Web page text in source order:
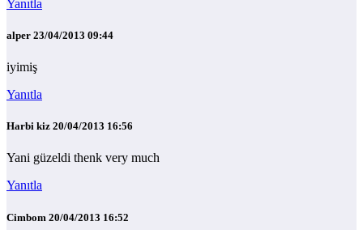
Yanıtla
alper 23/04/2013 09:44
iyimiş
Yanıtla
Harbi kiz 20/04/2013 16:56
Yani güzeldi thenk very much
Yanıtla
Cimbom 20/04/2013 16:52